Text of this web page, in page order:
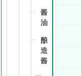
酱
油
酿
造
酱